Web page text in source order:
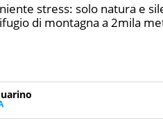
stress: solo natura e
di montagna a 2mila
Comparato e processi di